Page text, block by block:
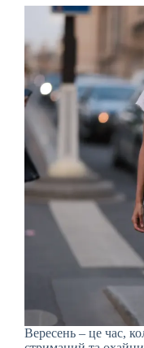
Вересень – це час,